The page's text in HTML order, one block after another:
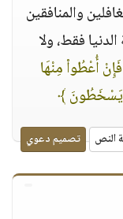
والمنافقين
فقط، ولا
أُعْطُوا۟ مِنْهَا
يَسْخَطُونَ ﴾
النص تصميم دعوي